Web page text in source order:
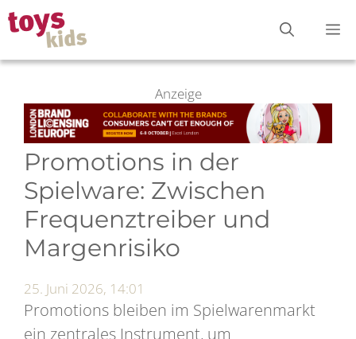
Zum
Inhalt
springen
Anzeige
Promotions in der
Spielware: Zwischen
Frequenztreiber und
Margenrisiko
25. Juni 2026, 14:01
Promotions bleiben im Spielwarenmarkt
ein zentrales Instrument, um